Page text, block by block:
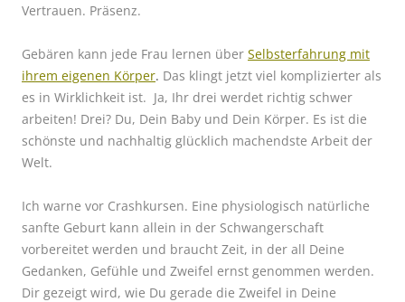
Vertrauen. Präsenz.
Gebären kann jede Frau lernen über Selbsterfahrung mit
ihrem eigenen Körper. Das klingt jetzt viel komplizierter als
es in Wirklichkeit ist. Ja, Ihr drei werdet richtig schwer
arbeiten! Drei? Du, Dein Baby und Dein Körper. Es ist die
schönste und nachhaltig glücklich machendste Arbeit der
Welt.
Ich warne vor Crashkursen. Eine physiologisch natürliche
sanfte Geburt kann allein in der Schwangerschaft
vorbereitet werden und braucht Zeit, in der all Deine
Gedanken, Gefühle und Zweifel ernst genommen werden.
Dir gezeigt wird, wie Du gerade die Zweifel in Deine